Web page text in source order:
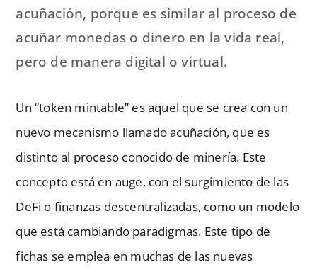
acuñación, porque es similar al proceso de
acuñar monedas o dinero en la vida real,
pero de manera digital o virtual.
Un “token mintable” es aquel que se crea con un
nuevo mecanismo llamado acuñación, que es
distinto al proceso conocido de minería. Este
concepto está en auge, con el surgimiento de las
DeFi o finanzas descentralizadas, como un modelo
que está cambiando paradigmas. Este tipo de
fichas se emplea en muchas de las nuevas